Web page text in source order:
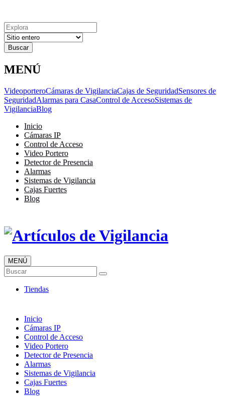
Resultados
para
MENÚ
VideoporteroCámaras de VigilanciaCajas de SeguridadSensores de
SeguridadAlarmas para CasaControl de AccesoSistemas de
VigilanciaBlog
Inicio
Cámaras IP
Control de Acceso
Video Portero
Detector de Presencia
Alarmas
Sistemas de Vigilancia
Cajas Fuertes
Blog
Artículos de Vigilancia
MENÚ
Buscar
Tiendas
Inicio
Cámaras IP
Control de Acceso
Video Portero
Detector de Presencia
Alarmas
Sistemas de Vigilancia
Cajas Fuertes
Blog